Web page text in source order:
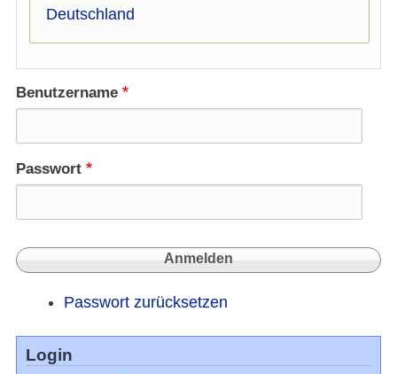
Deutschland
Benutzername
Passwort
Passwort zurücksetzen
Login